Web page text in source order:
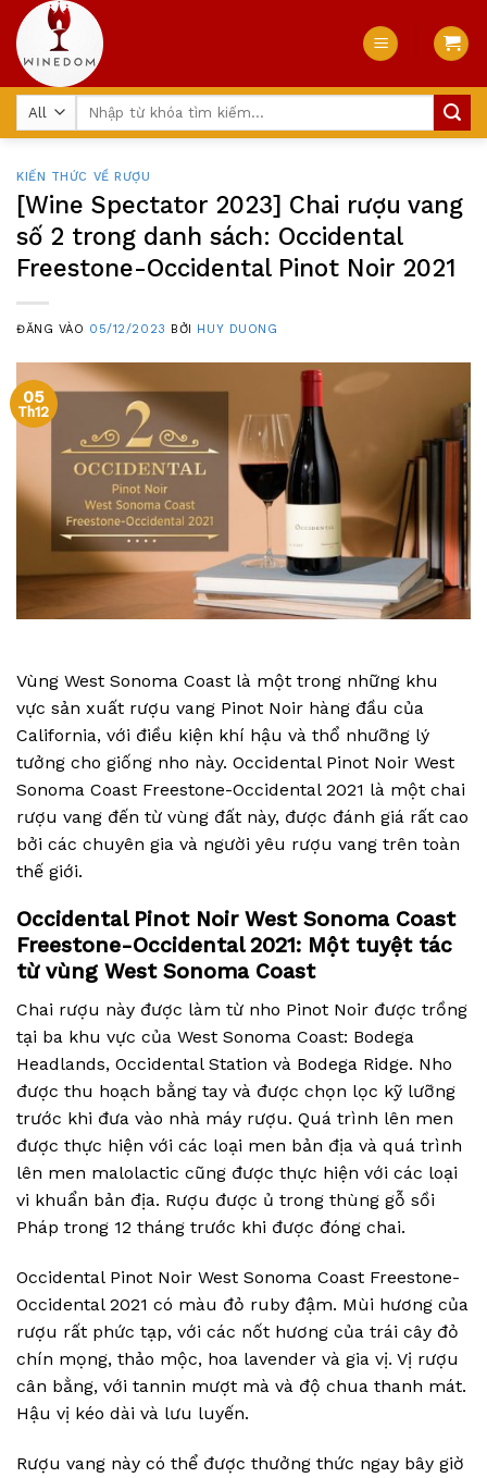
Skip
content
KIẾN THỨC VỀ RƯỢU
[Wine Spectator 2023] Chai rượu vang
số 2 trong danh sách: Occidental
Freestone-Occidental Pinot Noir 2021
ĐĂNG VÀO 05/12/2023 BỞI HUY DUONG
05
Th12
Vùng West Sonoma Coast là một trong những khu
vực sản xuất rượu vang Pinot Noir hàng đầu của
California, với điều kiện khí hậu và thổ nhưỡng lý
tưởng cho giống nho này. Occidental Pinot Noir West
Sonoma Coast Freestone-Occidental 2021 là một chai
rượu vang đến từ vùng đất này, được đánh giá rất cao
bởi các chuyên gia và người yêu rượu vang trên toàn
thế giới.
Occidental Pinot Noir West Sonoma Coast
Freestone-Occidental 2021: Một tuyệt tác
từ vùng West Sonoma Coast
Chai rượu này được làm từ nho Pinot Noir được trồng
tại ba khu vực của West Sonoma Coast: Bodega
Headlands, Occidental Station và Bodega Ridge. Nho
được thu hoạch bằng tay và được chọn lọc kỹ lưỡng
trước khi đưa vào nhà máy rượu. Quá trình lên men
được thực hiện với các loại men bản địa và quá trình
lên men malolactic cũng được thực hiện với các loại
vi khuẩn bản địa. Rượu được ủ trong thùng gỗ sồi
Pháp trong 12 tháng trước khi được đóng chai.
Occidental Pinot Noir West Sonoma Coast Freestone-
Occidental 2021 có màu đỏ ruby đậm. Mùi hương của
rượu rất phức tạp, với các nốt hương của trái cây đỏ
chín mọng, thảo mộc, hoa lavender và gia vị. Vị rượu
cân bằng, với tannin mượt mà và độ chua thanh mát.
Hậu vị kéo dài và lưu luyến.
Rượu vang này có thể được thưởng thức ngay bây giờ